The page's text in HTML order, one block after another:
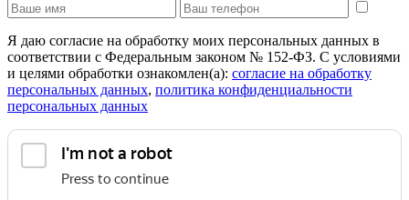
Я даю согласие на обработку моих персональных данных в
соответствии с Федеральным законом № 152-ФЗ. С условиями
и целями обработки ознакомлен(а): cогласие на обработку
персональных данных, политика конфиденциальности
персональных данных